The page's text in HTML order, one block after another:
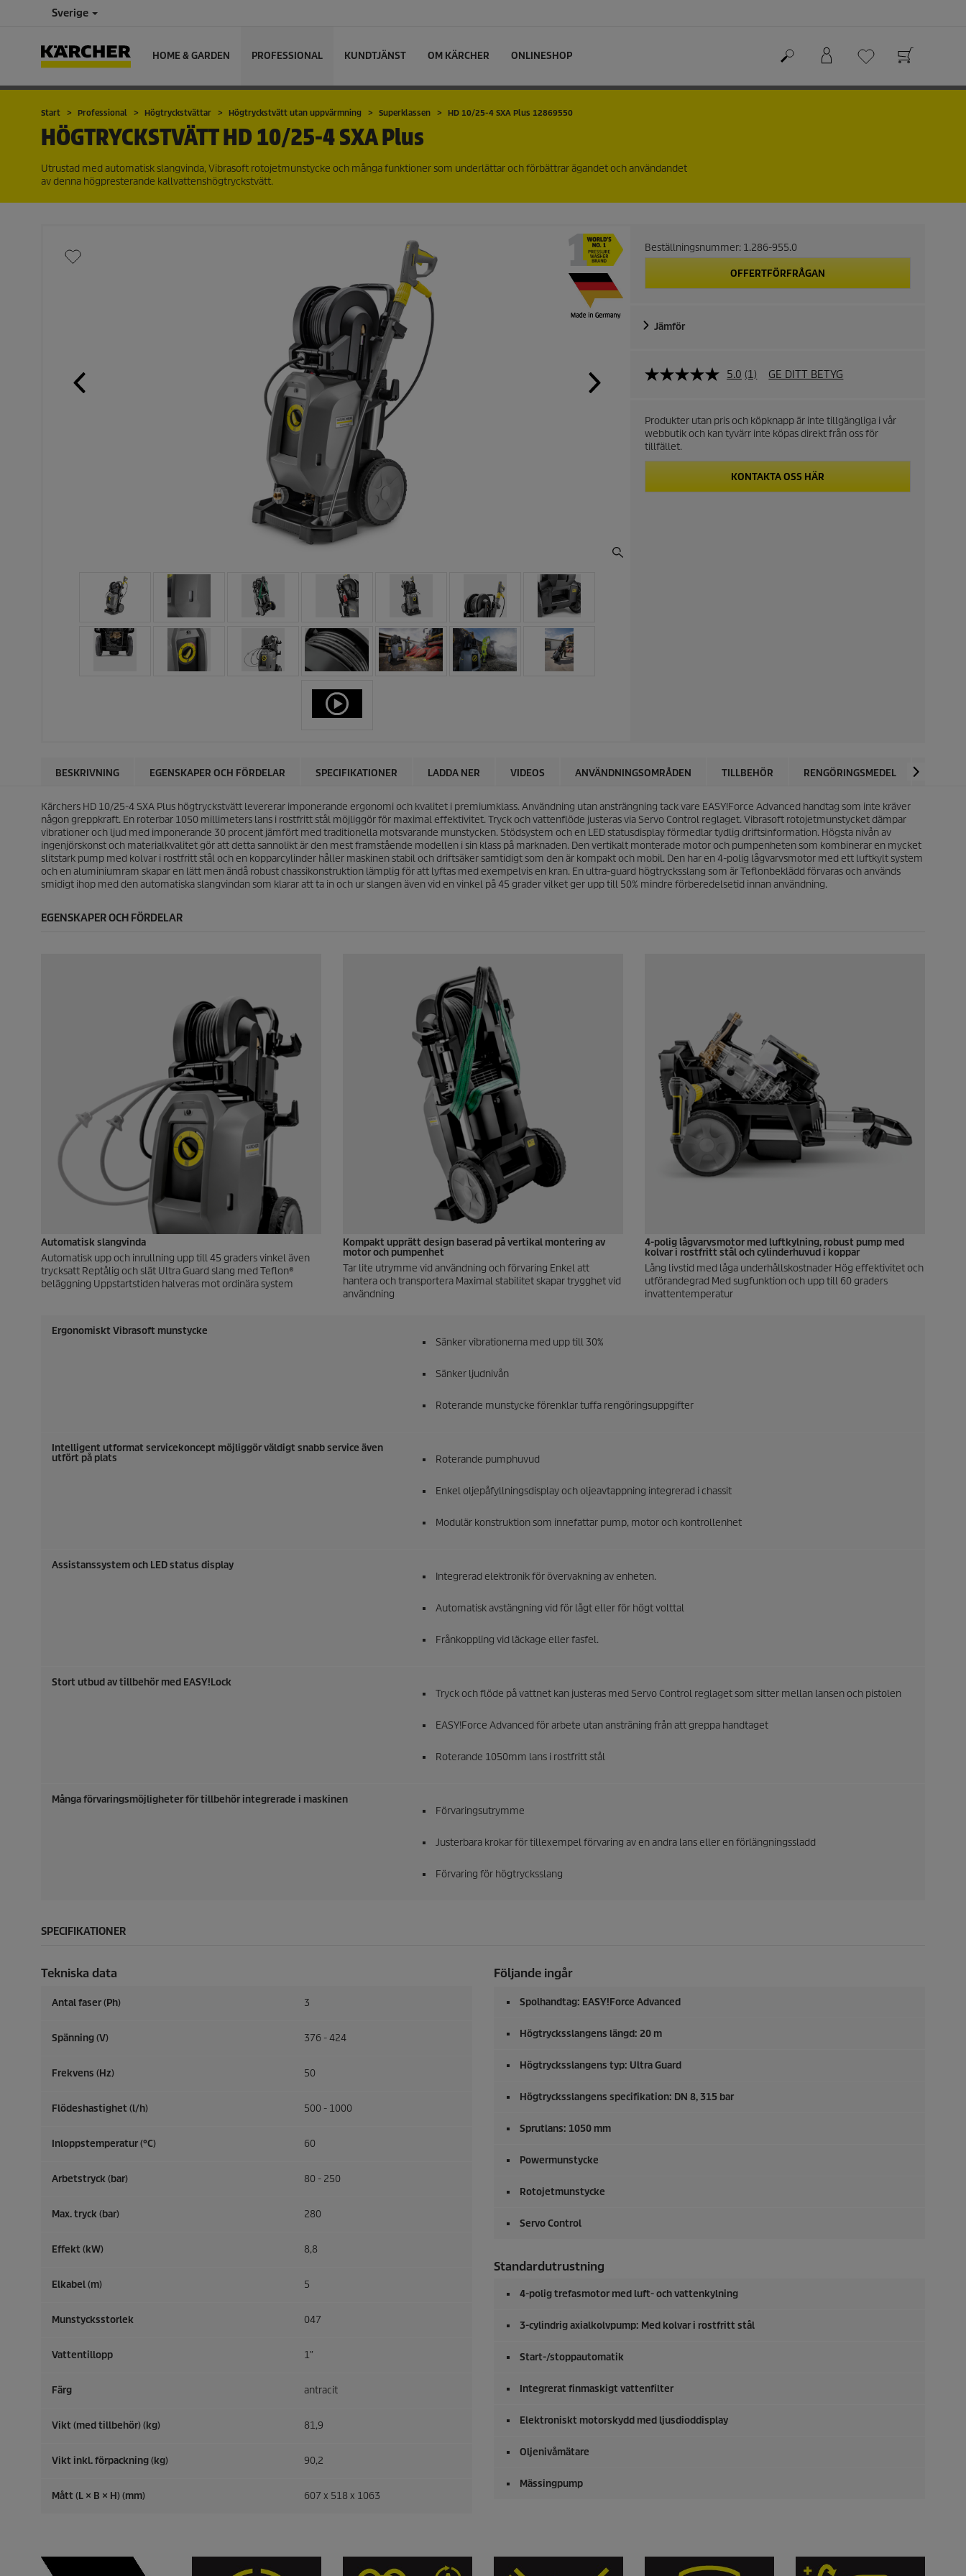
Sverige
HOME & GARDEN PROFESSIONAL KUNDTJÄNST OM KÄRCHER ONLINESHOP
Start Professional Högtryckstvättar Högtryckstvätt utan uppvärmning Superklassen HD 10/25-4 SXA Plus 12869550
HÖGTRYCKSTVÄTTHD 10/25-4 SXA Plus
Utrustad med automatisk slangvinda, Vibrasoft rotojetmunstycke och många funktioner som underlättar och förbättrar ägandet och användandet
av denna högpresterande kallvattenshögtryckstvätt.
Beställningsnummer: 1.286-955.0
OFFERTFÖRFRÅGAN
Jämför
5.0 (1) GE DITT BETYG
Produkter utan pris och köpknapp är inte tillgängliga i vår
webbutik och kan tyvärr inte köpas direkt från oss för
tillfället.
KONTAKTA OSS HÄR
BESKRIVNING EGENSKAPER OCH FÖRDELAR SPECIFIKATIONER LADDA NER VIDEOS ANVÄNDNINGSOMRÅDEN TILLBEHÖR RENGÖRINGSMEDEL
Kärchers HD 10/25-4 SXA Plus högtryckstvätt levererar imponerande ergonomi och kvalitet i premiumklass. Användning utan ansträngning tack vare EASY!Force Advanced handtag som inte kräver
någon greppkraft. En roterbar 1050 millimeters lans i rostfritt stål möjliggör för maximal effektivitet. Tryck och vattenflöde justeras via Servo Control reglaget. Vibrasoft rotojetmunstycket dämpar
vibrationer och ljud med imponerande 30 procent jämfört med traditionella motsvarande munstycken. Stödsystem och en LED statusdisplay förmedlar tydlig driftsinformation. Högsta nivån av
ingenjörskonst och materialkvalitet gör att detta sannolikt är den mest framstående modellen i sin klass på marknaden. Den vertikalt monterade motor och pumpenheten som kombinerar en mycket
slitstark pump med kolvar i rostfritt stål och en kopparcylinder håller maskinen stabil och driftsäker samtidigt som den är kompakt och mobil. Den har en 4-polig lågvarvsmotor med ett luftkylt system
och en aluminiumram skapar en lätt men ändå robust chassikonstruktion lämplig för att lyftas med exempelvis en kran. En ultra-guard högtrycksslang som är Teflonbeklädd förvaras och används
smidigt ihop med den automatiska slangvindan som klarar att ta in och ur slangen även vid en vinkel på 45 grader vilket ger upp till 50% mindre förberedelsetid innan användning.
EGENSKAPER OCH FÖRDELAR
Automatisk slangvinda
Automatisk upp och inrullning upp till 45 graders vinkel även
trycksatt Reptålig och slät Ultra Guard slang med Teflon®
beläggning Uppstartstiden halveras mot ordinära system
Kompakt upprätt design baserad på vertikal montering av
motor och pumpenhet
Tar lite utrymme vid användning och förvaring Enkel att
hantera och transportera Maximal stabilitet skapar trygghet vid
användning
4-polig lågvarvsmotor med luftkylning, robust pump med
kolvar i rostfritt stål och cylinderhuvud i koppar
Lång livstid med låga underhållskostnader Hög effektivitet och
utförandegrad Med sugfunktion och upp till 60 graders
invattentemperatur
Ergonomiskt Vibrasoft munstycke
Sänker vibrationerna med upp till 30%
Sänker ljudnivån
Roterande munstycke förenklar tuffa rengöringsuppgifter
Intelligent utformat servicekoncept möjliggör väldigt snabb service även
utfört på plats
Roterande pumphuvud
Enkel oljepåfyllningsdisplay och oljeavtappning integrerad i chassit
Modulär konstruktion som innefattar pump, motor och kontrollenhet
Assistanssystem och LED status display
Integrerad elektronik för övervakning av enheten.
Automatisk avstängning vid för lågt eller för högt volttal
Frånkoppling vid läckage eller fasfel.
Stort utbud av tillbehör med EASY!Lock
Tryck och flöde på vattnet kan justeras med Servo Control reglaget som sitter mellan lansen och pistolen
EASY!Force Advanced för arbete utan ansträning från att greppa handtaget
Roterande 1050mm lans i rostfritt stål
Många förvaringsmöjligheter för tillbehör integrerade i maskinen
Förvaringsutrymme
Justerbara krokar för tillexempel förvaring av en andra lans eller en förlängningssladd
Förvaring för högtrycksslang
SPECIFIKATIONER
Tekniska data
Antal faser (Ph) 3
Spänning (V) 376 - 424
Frekvens (Hz) 50
Flödeshastighet (l/h) 500 - 1000
Inloppstemperatur (°C) 60
Arbetstryck (bar) 80 - 250
Max. tryck (bar) 280
Effekt (kW) 8,8
Elkabel (m) 5
Munstycksstorlek 047
Vattentillopp 1″
Färg antracit
Vikt (med tillbehör) (kg) 81,9
Vikt inkl. förpackning (kg) 90,2
Mått (L × B × H) (mm) 607 x 518 x 1063
Följande ingår
Spolhandtag: EASY!Force Advanced
Högtrycksslangens längd: 20 m
Högtrycksslangens typ: Ultra Guard
Högtrycksslangens specifikation: DN 8, 315 bar
Sprutlans: 1050 mm
Powermunstycke
Rotojetmunstycke
Servo Control
Standardutrustning
4-polig trefasmotor med luft- och vattenkylning
3-cylindrig axialkolvpump: Med kolvar i rostfritt stål
Start-/stoppautomatik
Integrerat finmaskigt vattenfilter
Elektroniskt motorskydd med ljusdioddisplay
Oljenivåmätare
Mässingpump